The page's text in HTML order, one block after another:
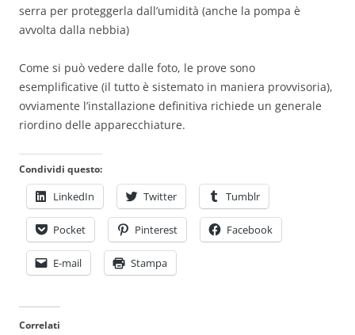
serra per proteggerla dall’umidità (anche la pompa è
avvolta dalla nebbia)
Come si può vedere dalle foto, le prove sono
esemplificative (il tutto è sistemato in maniera provvisoria),
ovviamente l’installazione definitiva richiede un generale
riordino delle apparecchiature.
Condividi questo:
LinkedIn Twitter Tumblr
Pocket Pinterest Facebook
E-mail Stampa
Correlati